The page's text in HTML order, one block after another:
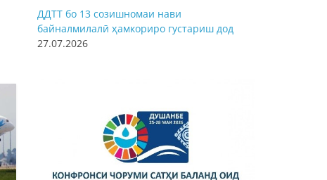
ДДТТ бо 13 созишномаи нави
байналмилалӣ ҳамкориро густариш дод
27.07.2026